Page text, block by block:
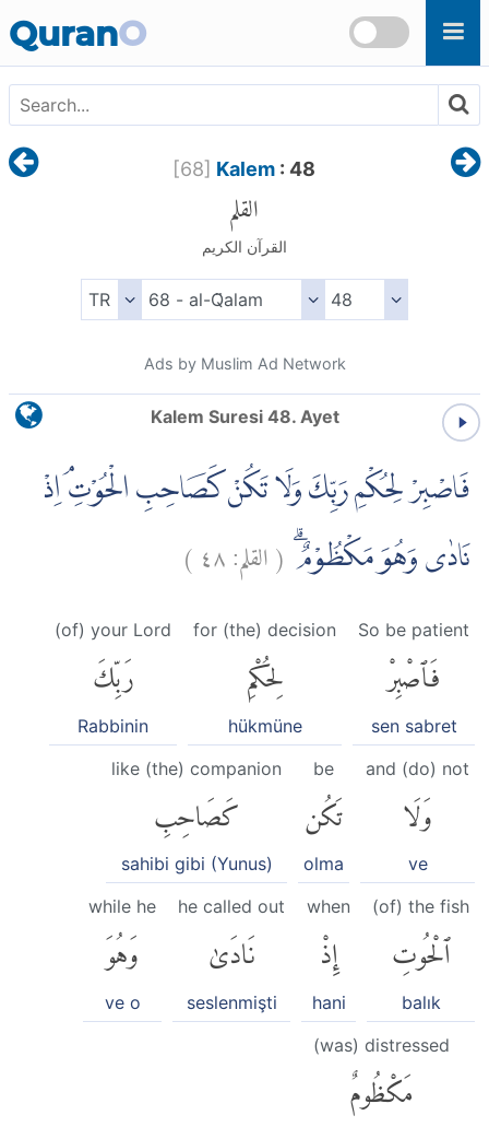
QuranO
[68] Kalem : 48
القلم
القرآن الكريم
Ads by Muslim Ad Network
Kalem Suresi 48. Ayet
فَاصْبِرْ لِحُكْمِ رَبِّكَ وَلَا تَكُنْ كَصَاحِبِ الْحُوْتِۘ اِذْ
نَادٰى وَهُوَ مَكْظُوْمٌۗ (القلم:٤٨)
So be patient
فَٱصْبِرْ
sen sabret
for (the) decision
لِحُكْمِ
hükmüne
(of) your Lord
رَبِّكَ
Rabbinin
and (do) not
وَلَا
ve
be
تَكُن
olma
like (the) companion
كَصَاحِبِ
sahibi gibi (Yunus)
(of) the fish
ٱلْحُوتِ
balık
when
إِذْ
hani
he called out
نَادَىٰ
seslenmişti
while he
وَهُوَ
ve o
(was) distressed
مَكْظُومٌ